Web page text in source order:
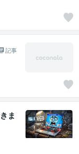
記事
ま